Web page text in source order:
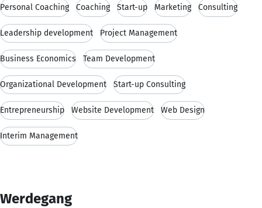
Personal Coaching Coaching Start-up Marketing Consulting
Leadership development Project Management
Business Economics Team Development
Organizational Development Start-up Consulting
Entrepreneurship Website Development Web Design
Interim Management
Werdegang